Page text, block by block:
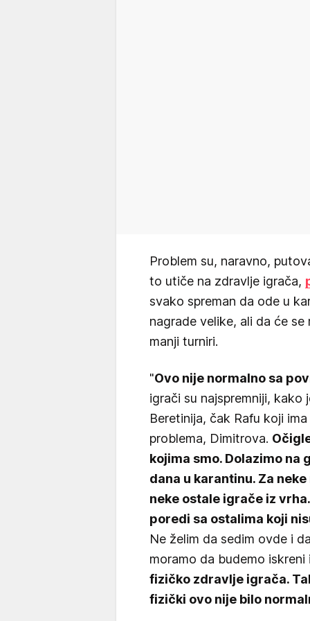
Problem su, naravno,
to utiče na zdravlje igrača,
svako spreman da ode u
nagrade velike, ali da će
manji turniri.
"Ovo nije normalno sa
igrači su najspremniji, kako
Beretinija, čak Rafu koji
problema, Dimitrova.
kojima smo. Dolazimo na
dana u karantinu. Za
neke ostale igrače iz
poredi sa ostalima koji
Ne želim da sedim ovde i
moramo da budemo iskreni
fizičko zdravlje igrača.
fizički ovo nije bilo